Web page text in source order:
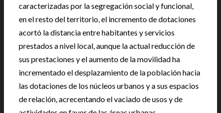
caracterizadas por la segregación social y funcional,
en el resto del territorio, el incremento de dotaciones
acortó la distancia entre habitantes y servicios
prestados a nivel local, aunque la actual reducción de
sus prestaciones y el aumento de la movilidad ha
incrementado el desplazamiento de la población hacia
las dotaciones de los núcleos urbanos y a sus espacios
de relación, acrecentando el vaciado de usos y de